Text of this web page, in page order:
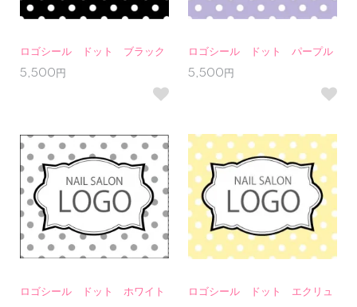
ロゴシール ドット ブラック
5,500円
ロゴシール ドット パープル
5,500円
ロゴシール ドット ホワイト
ロゴシール ドット エクリュ